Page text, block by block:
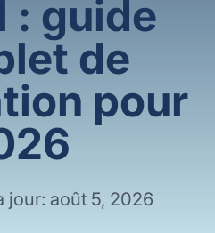
: guide
de
pour
jour: août 5, 2026